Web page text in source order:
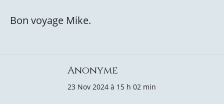
Bon voyage Mike.
Anonyme
23 Nov 2024 à 15 h 02 min